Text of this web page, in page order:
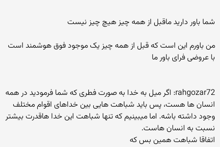
شما باور دارید ماقبل از همه چیز هیچ چیز نیست
من باورم این است که قبل از همه چیز یک موجود فوق هوشمند است
با عروضی فرای باور ما
rahgozar72: اگر میل به خدا به صورت فطری که شما فرمودید در همه
انسان ها هست، پس باید شباهت هایی بین خداهای اقوام مختلف
وجود داشته باشه. اما میبینیم که تنها شباهت این خدا هاقدرت بیشتر
نسبت به انسان هاست.
اتفاقا شباهت همین بس که